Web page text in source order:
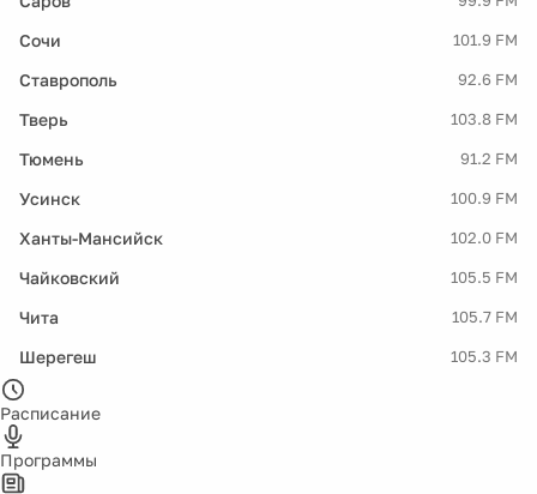
Сочи 101.9 FM
Ставрополь 92.6 FM
Тверь 103.8 FM
Тюмень 91.2 FM
Усинск 100.9 FM
Ханты-Мансийск 102.0 FM
Чайковский 105.5 FM
Чита 105.7 FM
Шерегеш 105.3 FM
Расписание
Программы